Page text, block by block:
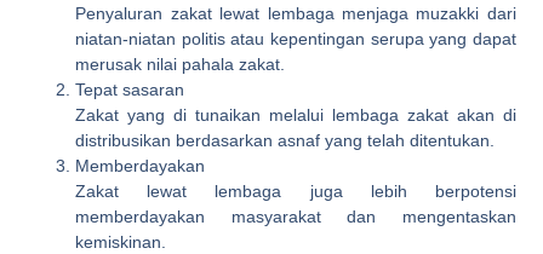
Penyaluran zakat lewat lembaga menjaga muzakki dari
niatan-niatan politis atau kepentingan serupa yang dapat
merusak nilai pahala zakat.
Tepat sasaran
Zakat yang di tunaikan melalui lembaga zakat akan di
distribusikan berdasarkan asnaf yang telah ditentukan.
Memberdayakan
Zakat lewat lembaga juga lebih berpotensi
memberdayakan masyarakat dan mengentaskan
kemiskinan.